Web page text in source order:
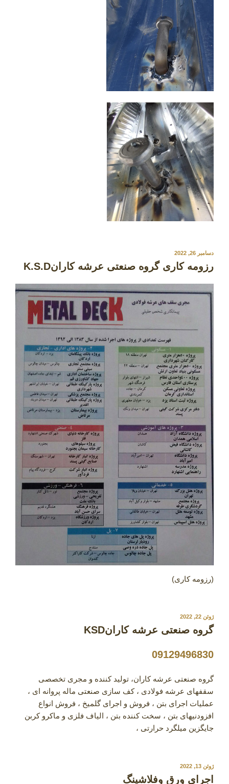
نوشته‌شده
دسامبر 26, 2022
رزومه کاری گروه صنعتی عرشه کارانK.S.D
(رزومه کاری)
نوشته‌شده
در
ژوئن 22, 2022
گروه صنعتی عرشه کارانKSD
09129496830
گروه صنعتی عرشه کاران، تولید کننده و مجری تخصصی
سقفهای عرشه فولادی ، کف سازی صنعتی ماله پروانه ای ،
عملیات اجرای بتن ، فروش و اجرای گلمیخ ، فروش انواع
افزودنیهای بتن ، سخت کننده بتن ، الیاف فلزی و ماکرو کربن
جایگزین میلگرد حرارتی ،
نوشته‌شده
در
ژوئن 13, 2022
اجرای ورق وفلاشینگ